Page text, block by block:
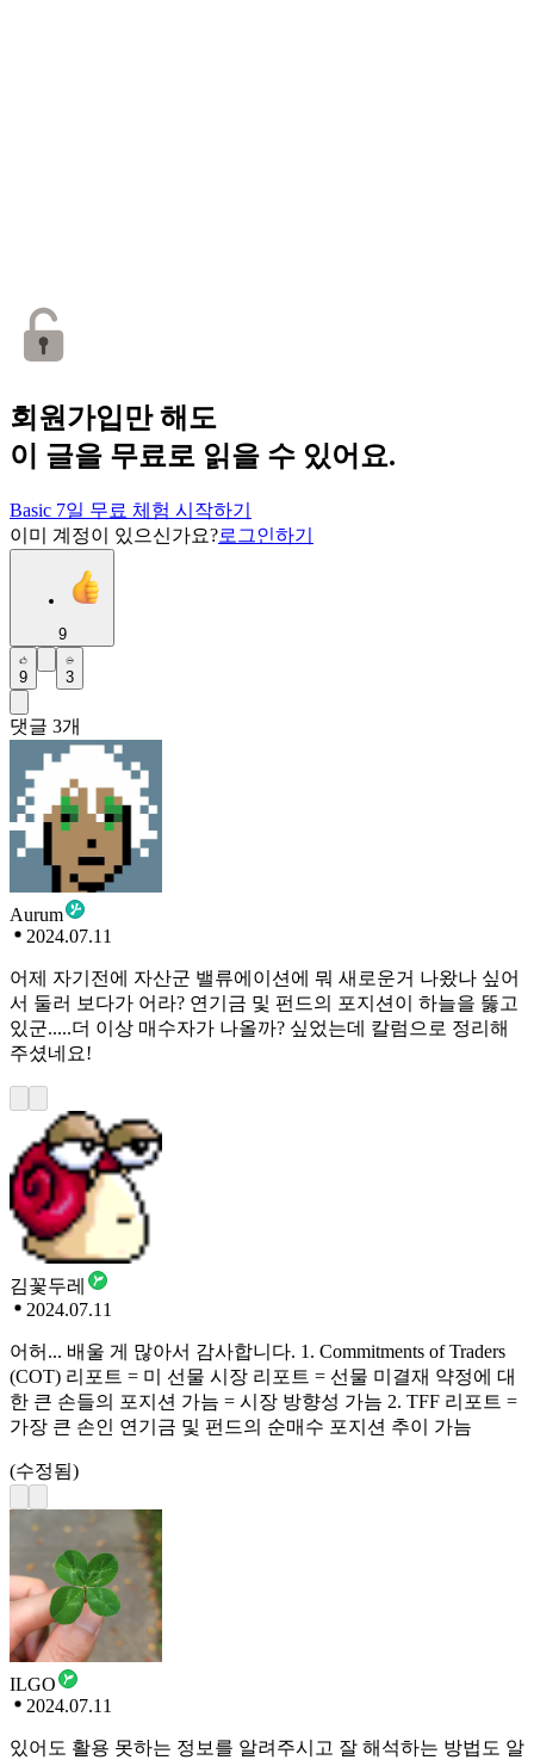
회원가입만 해도
이 글을 무료로 읽을 수 있어요.
Basic 7일 무료 체험 시작하기
이미 계정이 있으신가요?로그인하기
9
9 3
댓글 3개
Aurum
2024.07.11
어제 자기전에 자산군 밸류에이션에 뭐 새로운거 나왔나 싶어
서 둘러 보다가 어라? 연기금 및 펀드의 포지션이 하늘을 뚫고
있군.....더 이상 매수자가 나올까? 싶었는데 칼럼으로 정리해
주셨네요!
김꽃두레
2024.07.11
어허... 배울 게 많아서 감사합니다. 1. Commitments of Traders
(COT) 리포트 = 미 선물 시장 리포트 = 선물 미결재 약정에 대
한 큰 손들의 포지션 가늠 = 시장 방향성 가늠 2. TFF 리포트 =
가장 큰 손인 연기금 및 펀드의 순매수 포지션 추이 가늠
(수정됨)
ILGO
2024.07.11
있어도 활용 못하는 정보를 알려주시고 잘 해석하는 방법도 알